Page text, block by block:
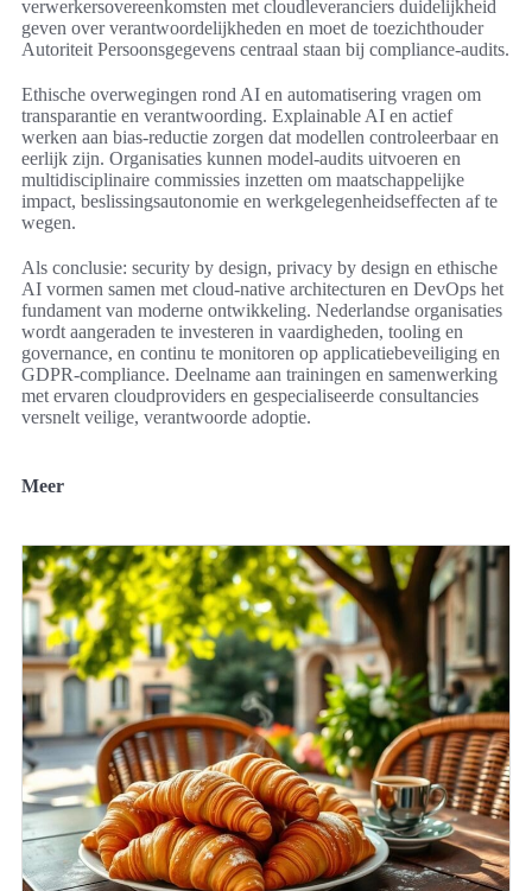
verwerkersovereenkomsten met cloudleveranciers duidelijkheid
geven over verantwoordelijkheden en moet de toezichthouder
Autoriteit Persoonsgegevens centraal staan bij compliance-audits.
Ethische overwegingen rond AI en automatisering vragen om
transparantie en verantwoording. Explainable AI en actief
werken aan bias-reductie zorgen dat modellen controleerbaar en
eerlijk zijn. Organisaties kunnen model-audits uitvoeren en
multidisciplinaire commissies inzetten om maatschappelijke
impact, beslissingsautonomie en werkgelegenheidseffecten af te
wegen.
Als conclusie: security by design, privacy by design en ethische
AI vormen samen met cloud-native architecturen en DevOps het
fundament van moderne ontwikkeling. Nederlandse organisaties
wordt aangeraden te investeren in vaardigheden, tooling en
governance, en continu te monitoren op applicatiebeveiliging en
GDPR-compliance. Deelname aan trainingen en samenwerking
met ervaren cloudproviders en gespecialiseerde consultancies
versnelt veilige, verantwoorde adoptie.
Meer